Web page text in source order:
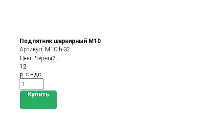
Подпятник шарнирный М10
Артикул: М10.h-32
Цвет: Черный
12
р. с ндс
Купить